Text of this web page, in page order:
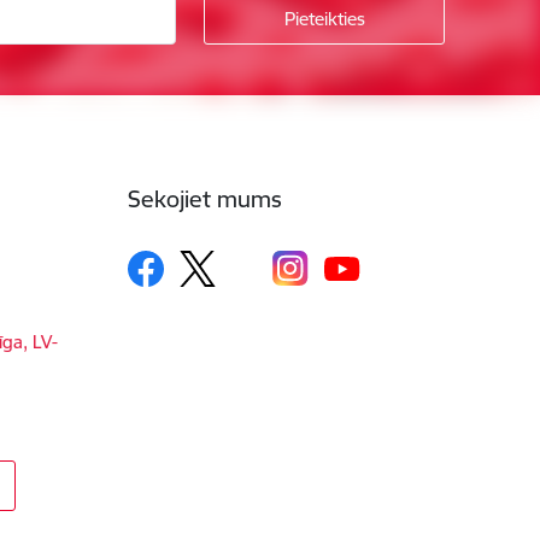
LV-
Sekojiet mums